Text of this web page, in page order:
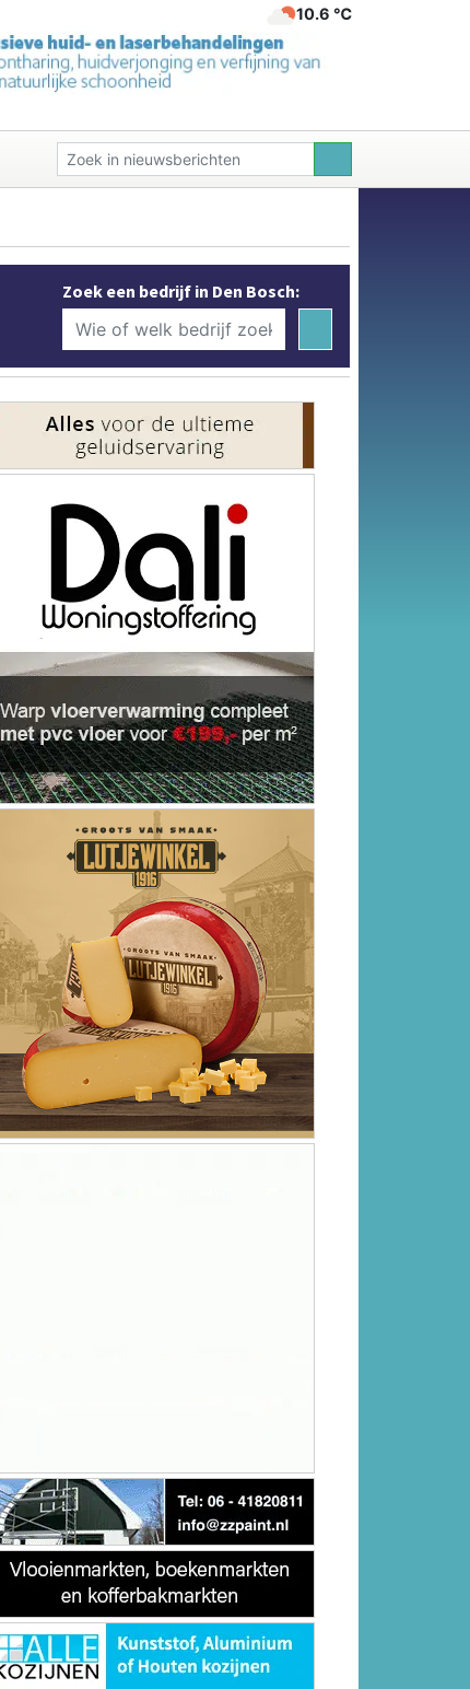
10.6 ℃
Zoek een bedrijf in Den Bosch: